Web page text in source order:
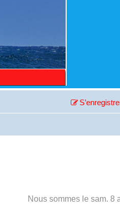
Nous sommes le sam. 8